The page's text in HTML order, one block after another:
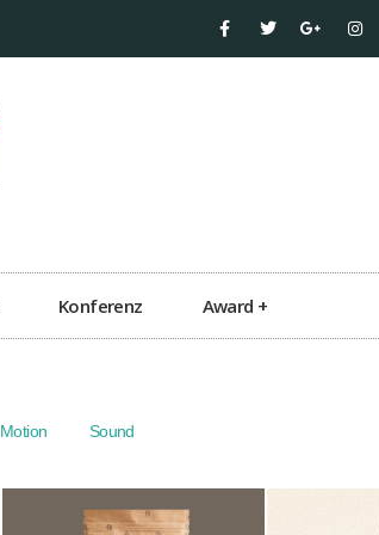
Konferenz Award +
Motion Sound